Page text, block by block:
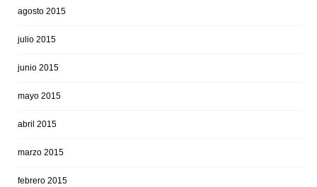
agosto 2015
julio 2015
junio 2015
mayo 2015
abril 2015
marzo 2015
febrero 2015